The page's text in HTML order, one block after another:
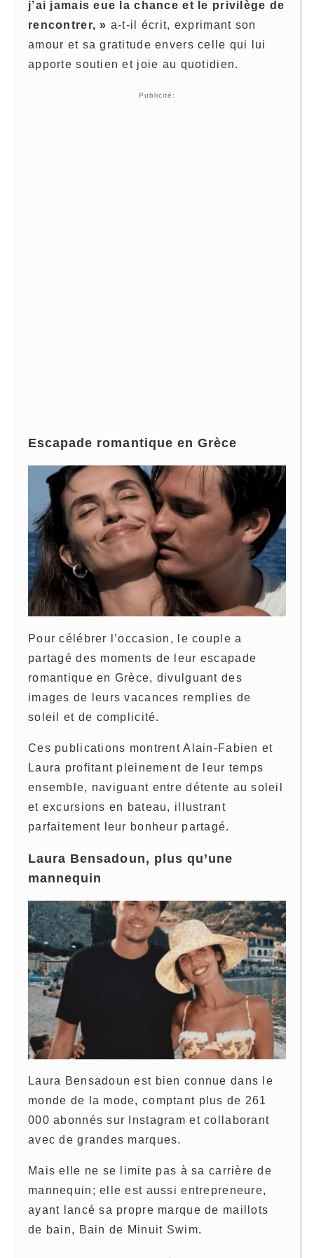
j’ai jamais eue la chance et le privilège de
rencontrer, » a-t-il écrit, exprimant son
amour et sa gratitude envers celle qui lui
apporte soutien et joie au quotidien.
Publicité:
Escapade romantique en Grèce
Pour célébrer l’occasion, le couple a
partagé des moments de leur escapade
romantique en Grèce, divulguant des
images de leurs vacances remplies de
soleil et de complicité.
Ces publications montrent Alain-Fabien et
Laura profitant pleinement de leur temps
ensemble, naviguant entre détente au soleil
et excursions en bateau, illustrant
parfaitement leur bonheur partagé.
Laura Bensadoun, plus qu’une
mannequin
Laura Bensadoun est bien connue dans le
monde de la mode, comptant plus de 261
000 abonnés sur Instagram et collaborant
avec de grandes marques.
Mais elle ne se limite pas à sa carrière de
mannequin; elle est aussi entrepreneure,
ayant lancé sa propre marque de maillots
de bain, Bain de Minuit Swim.